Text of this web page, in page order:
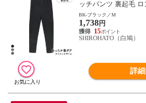
ッチパンツ 裏起毛
L パジャマ ルームウ
ー
BK-ブラック／M
1,738円
15
SHIROHATO（白鳩）
詳